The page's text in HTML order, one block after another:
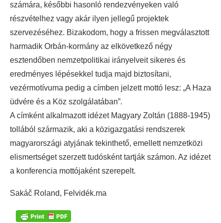
számára, későbbi hasonló rendezvényeken való
részvételhez vagy akár ilyen jellegű projektek
szervezéséhez. Bizakodom, hogy a frissen megválasztott
harmadik Orbán-kormány az elkövetkező négy
esztendőben nemzetpolitikai irányelveit sikeres és
eredményes lépésekkel tudja majd biztosítani,
vezérmotívuma pedig a címben jelzett mottó lesz: „A Haza
üdvére és a Köz szolgálatában”.
A címként alkalmazott idézet Magyary Zoltán (1888-1945)
tollából származik, aki a közigazgatási rendszerek
magyarországi atyjának tekinthető, emellett nemzetközi
elismertséget szerzett tudósként tartják számon. Az idézet
a konferencia mottójaként szerepelt.
Sakáč Roland, Felvidék.ma